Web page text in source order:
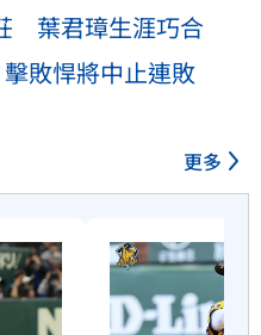
葉君璋生涯巧合
敗悍將中止連敗
更多